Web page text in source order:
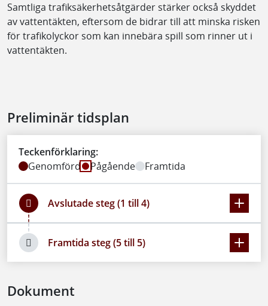
Samtliga trafiksäkerhetsåtgärder stärker också skyddet
av vattentäkten, eftersom de bidrar till att minska risken
för trafikolyckor som kan innebära spill som rinner ut i
vattentäkten.
Preliminär tidsplan
Teckenförklaring:
Genomförd
Pågående Framtida
Avslutade steg (1 till 4)
Framtida steg (5 till 5)
Dokument